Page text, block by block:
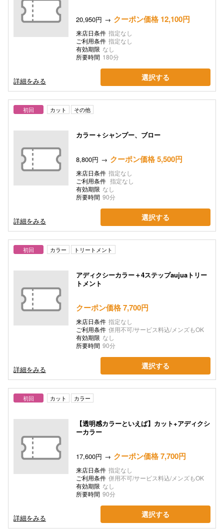
20,950円 クーポン価格 12,100円
来店日条件 指定なし
ご利用条件 指定なし
有効期限 なし
所要時間 180分
詳細をみる 選択する
初回 カット その他
カラー＋シャンプー、ブロー
8,800円 クーポン価格 5,500円
来店日条件 指定なし
ご利用条件 指定なし
有効期限 なし
所要時間 90分
詳細をみる 選択する
初回 カラー トリートメント
アディクシーカラー＋4ステップaujuaトリー
トメント
クーポン価格 7,700円
来店日条件 指定なし
ご利用条件 併用不可/サービス料込/メンズもOK
有効期限 なし
所要時間 90分
詳細をみる 選択する
初回 カット カラー
【透明感カラーといえば】カット+アディクシ
ーカラー
17,600円 クーポン価格 7,700円
来店日条件 指定なし
ご利用条件 併用不可/サービス料込/メンズもOK
有効期限 なし
所要時間 90分
詳細をみる 選択する